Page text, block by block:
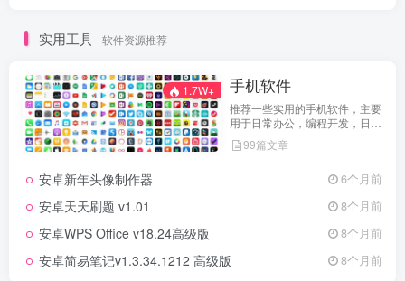
实用工具 软件资源推荐
1.7W+ 手机软件
推荐一些实用的手机软件，主要
用于日常办公，编程开发，日常
维护，娱乐等等
99篇文章
安卓新年头像制作器 6个月前
安卓天天刷题 v1.01 8个月前
安卓WPS Office v18.24高级版 8个月前
安卓简易笔记v1.3.34.1212 高级版 8个月前